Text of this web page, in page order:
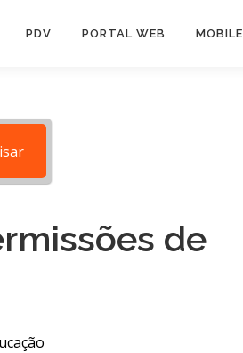
PDV PORTAL WEB MOBILE
de